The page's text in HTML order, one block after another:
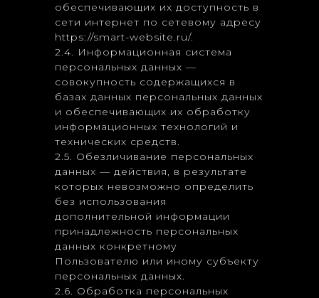
обеспечивающих их доступность в
сети интернет по сетевому адресу
https://smart-website.ru/.
2.4. Информационная система
персональных данных —
совокупность содержащихся в
базах данных персональных данных
и обеспечивающих их обработку
информационных технологий и
технических средств.
2.5. Обезличивание персональных
данных — действия, в результате
которых невозможно определить
без использования
дополнительной информации
принадлежность персональных
данных конкретному
Пользователю или иному субъекту
персональных данных.
2.6. Обработка персональных